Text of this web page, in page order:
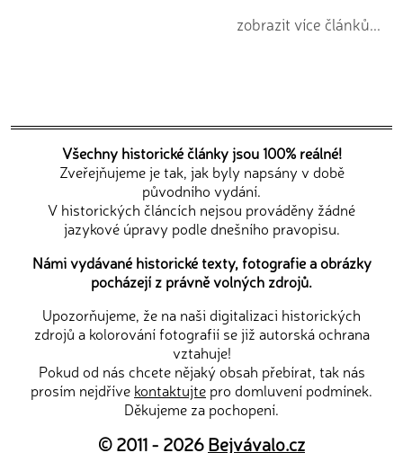
zobrazit více článků...
Všechny historické články jsou 100% reálné!
Zveřejňujeme je tak, jak byly napsány v době
původního vydání.
V historických článcích nejsou prováděny žádné
jazykové úpravy podle dnešního pravopisu.
Námi vydávané historické texty, fotografie a obrázky
pocházejí z právně volných zdrojů.
Upozorňujeme, že na naši digitalizaci historických
zdrojů a kolorování fotografií se již autorská ochrana
vztahuje!
Pokud od nás chcete nějaký obsah přebírat, tak nás
prosím nejdříve kontaktujte pro domluvení podmínek.
Děkujeme za pochopení.
© 2011 - 2026Bejvávalo.cz